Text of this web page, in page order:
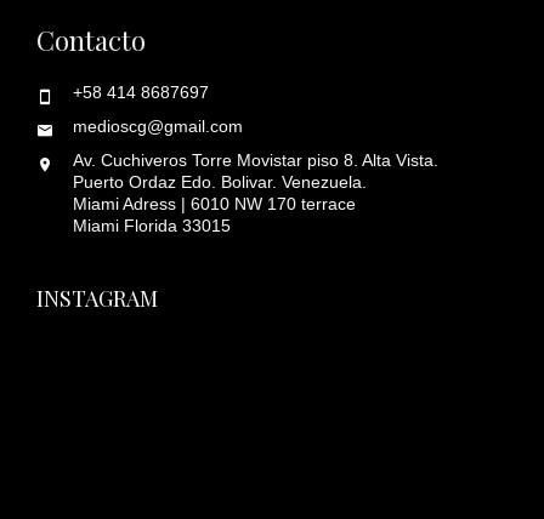
Contacto
+58 414 8687697
medioscg@gmail.com
Av. Cuchiveros Torre Movistar piso 8. Alta Vista.
Puerto Ordaz Edo. Bolivar. Venezuela.
Miami Adress | 6010 NW 170 terrace
Miami Florida 33015
INSTAGRAM